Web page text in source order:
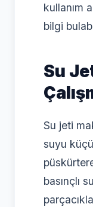
kullanım
bilgi
Su
Su jeti
suyu
basınçlı